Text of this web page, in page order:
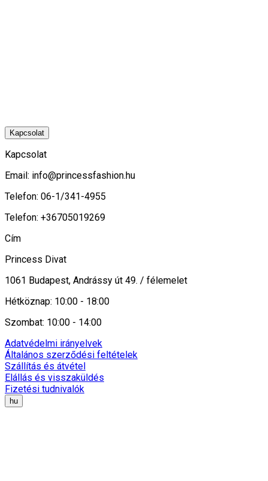
Kapcsolat
Kapcsolat
Email: info@princessfashion.hu
Telefon: 06-1/341-4955
Telefon: +36705019269
Cím
Princess Divat
1061 Budapest, Andrássy út 49. / félemelet
Hétköznap: 10:00 - 18:00
Szombat: 10:00 - 14:00
Adatvédelmi irányelvek
Általános szerződési feltételek
Szállítás és átvétel
Elállás és visszaküldés
Fizetési tudnivalók
hu